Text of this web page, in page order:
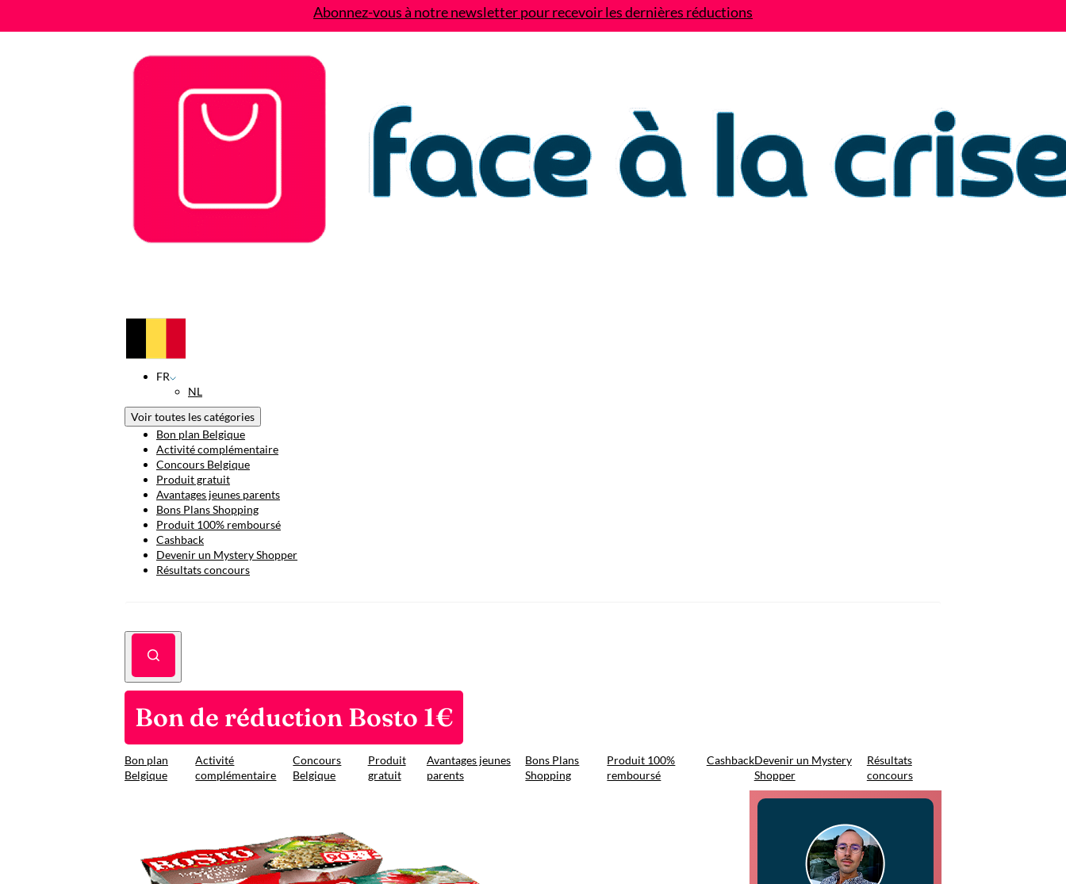
Abonnez-vous à notre newsletter pour recevoir les dernières réductions
FR
NL
Voir toutes les catégories
Bon plan Belgique
Activité complémentaire
Concours Belgique
Produit gratuit
Avantages jeunes parents
Bons Plans Shopping
Produit 100% remboursé
Cashback
Devenir un Mystery Shopper
Résultats concours
Bon de réduction Bosto 1€
Bon plan
Belgique
Activité
complémentaire
Concours
Belgique
Produit
gratuit
Avantages jeunes
parents
Bons Plans
Shopping
Produit 100%
remboursé
CashbackDevenir un Mystery
Shopper
Résultats
concours